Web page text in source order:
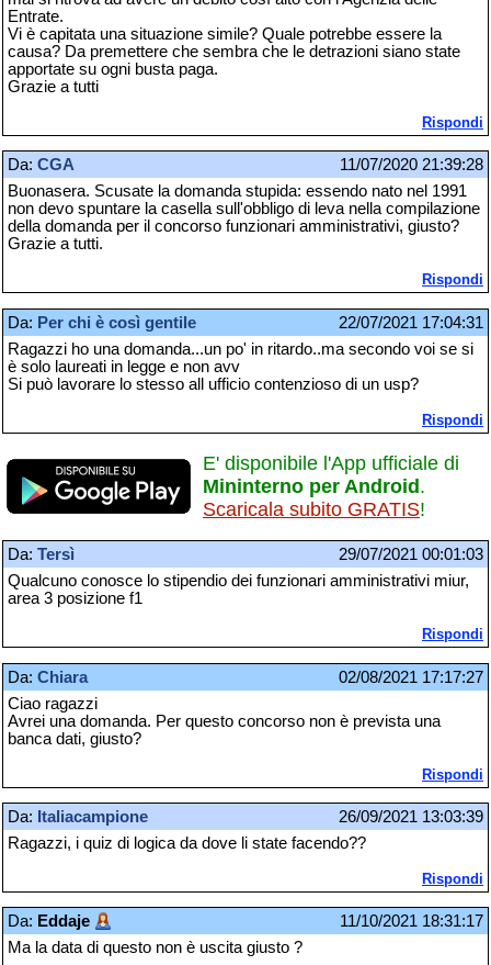
Entrate.
Vi è capitata una situazione simile? Quale potrebbe essere la
causa? Da premettere che sembra che le detrazioni siano state
apportate su ogni busta paga.
Grazie a tutti
Rispondi
Da: CGA
11/07/2020 21:39:28
Buonasera. Scusate la domanda stupida: essendo nato nel 1991
non devo spuntare la casella sull'obbligo di leva nella compilazione
della domanda per il concorso funzionari amministrativi, giusto?
Grazie a tutti.
Rispondi
Da: Per chi è così gentile
22/07/2021 17:04:31
Ragazzi ho una domanda...un po' in ritardo..ma secondo voi se si
è solo laureati in legge e non avv
Si può lavorare lo stesso all ufficio contenzioso di un usp?
Rispondi
E' disponibile l'App ufficiale di
Mininterno per Android.
Scaricala subito GRATIS!
Da: Tersì
29/07/2021 00:01:03
Qualcuno conosce lo stipendio dei funzionari amministrativi miur,
area 3 posizione f1
Rispondi
Da: Chiara
02/08/2021 17:17:27
Ciao ragazzi
Avrei una domanda. Per questo concorso non è prevista una
banca dati, giusto?
Rispondi
Da: Italiacampione
26/09/2021 13:03:39
Ragazzi, i quiz di logica da dove li state facendo??
Rispondi
Da: Eddaje
11/10/2021 18:31:17
Ma la data di questo non è uscita giusto ?